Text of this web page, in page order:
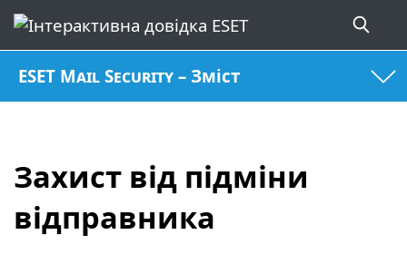
ESET Mail Security – Зміст
Захист від підміни
відправника